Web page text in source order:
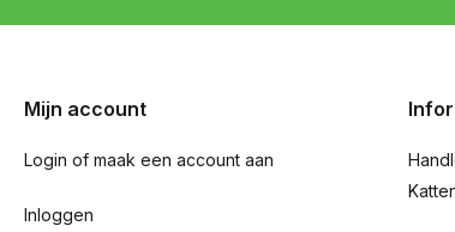
Mijn account
Login of maak een account aan
Inloggen